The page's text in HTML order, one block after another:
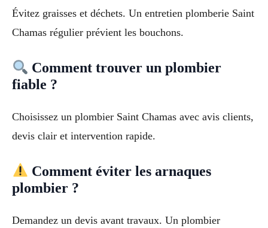
Évitez graisses et déchets. Un entretien plomberie Saint
Chamas régulier prévient les bouchons.
Comment trouver un plombier
fiable ?
Choisissez un plombier Saint Chamas avec avis clients,
devis clair et intervention rapide.
Comment éviter les arnaques
plombier ?
Demandez un devis avant travaux. Un plombier